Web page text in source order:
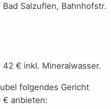
Salzuflen, Bahnhofstr.
€ inkl. Mineralwasser.
folgendes Gericht
€ anbieten: